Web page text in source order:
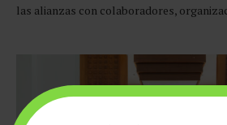
las alianzas con colaboradores,